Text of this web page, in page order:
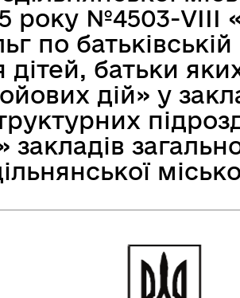
Рада безбар’єрності
року №4503-VІІІ
по батьківській
дітей, батьки
дій» у
закладів